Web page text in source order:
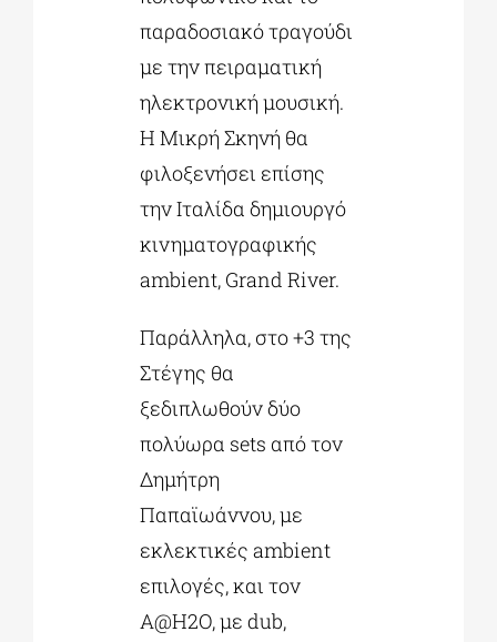
παραδοσιακό τραγούδι
με την πειραματική
ηλεκτρονική μουσική.
Η Μικρή Σκηνή θα
φιλοξενήσει επίσης
την Ιταλίδα δημιουργό
κινηματογραφικής
ambient, Grand River.
Παράλληλα, στο +3 της
Στέγης θα
ξεδιπλωθούν δύο
πολύωρα sets από τον
Δημήτρη
Παπαϊωάννου, με
εκλεκτικές ambient
επιλογές, και τον
A@H2O, με dub,